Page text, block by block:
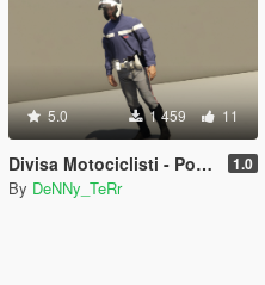
5.0 1 459 11
Divisa Motociclisti - Polizia Di Stato [EUP] 1.0
By DeNNy_TeRr